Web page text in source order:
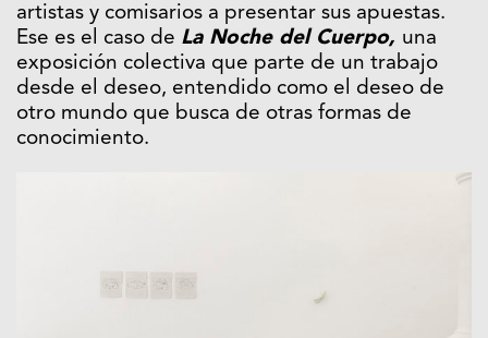
artistas y comisarios a presentar sus apuestas.
Ese es el caso de La Noche del Cuerpo, una
exposición colectiva que parte de un trabajo
desde el deseo, entendido como el deseo de
otro mundo que busca de otras formas de
conocimiento.